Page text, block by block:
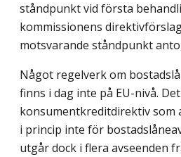
ståndpunkt vid första
kommissionens
motsvarande ståndpunkt
Något regelverk om
finns i dag inte på EU-nivå. Det
konsumentkreditdirektiv som
i princip inte för
utgår dock i flera avseenden